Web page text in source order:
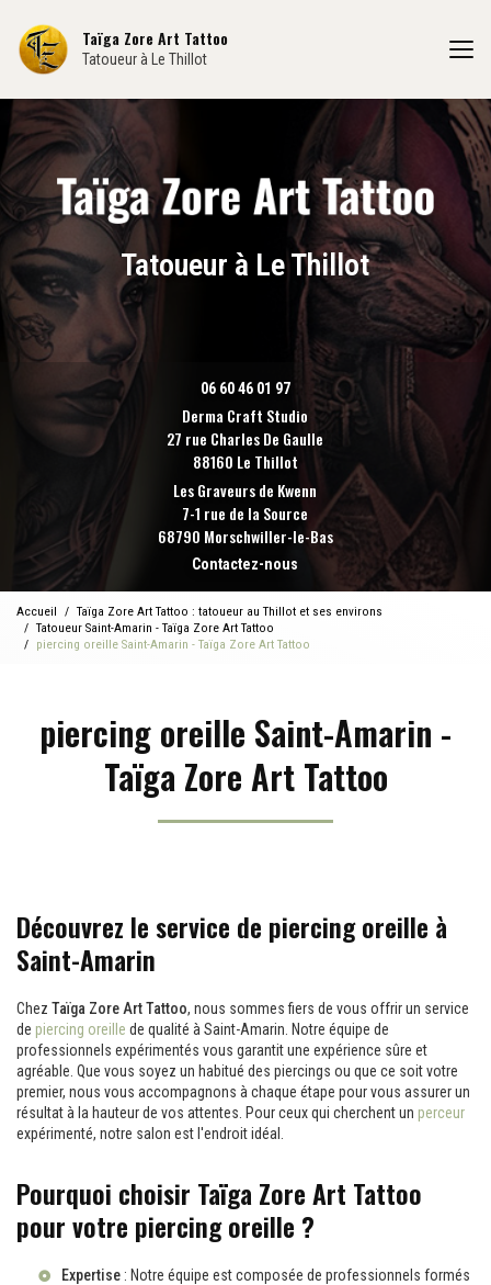
contenu
principal
Taïga Zore Art Tattoo
Tatoueur à Le Thillot
Tatoueur à Le Thillot
06 60 46 01 97
Derma Craft Studio
27 rue Charles De Gaulle
88160 Le Thillot
Les Graveurs de Kwenn
7-1 rue de la Source
68790 Morschwiller-le-Bas
Contactez-nous
Accueil
Taïga Zore Art Tattoo : tatoueur au Thillot et ses environs
Tatoueur Saint-Amarin - Taïga Zore Art Tattoo
piercing oreille Saint-Amarin - Taïga Zore Art Tattoo
piercing oreille Saint-Amarin -
Taïga Zore Art Tattoo
Découvrez le service de piercing oreille à
Saint-Amarin
Chez Taïga Zore Art Tattoo, nous sommes fiers de vous offrir un service
de piercing oreille de qualité à Saint-Amarin. Notre équipe de
professionnels expérimentés vous garantit une expérience sûre et
agréable. Que vous soyez un habitué des piercings ou que ce soit votre
premier, nous vous accompagnons à chaque étape pour vous assurer un
résultat à la hauteur de vos attentes. Pour ceux qui cherchent un perceur
expérimenté, notre salon est l'endroit idéal.
Pourquoi choisir Taïga Zore Art Tattoo
pour votre piercing oreille ?
Expertise : Notre équipe est composée de professionnels formés